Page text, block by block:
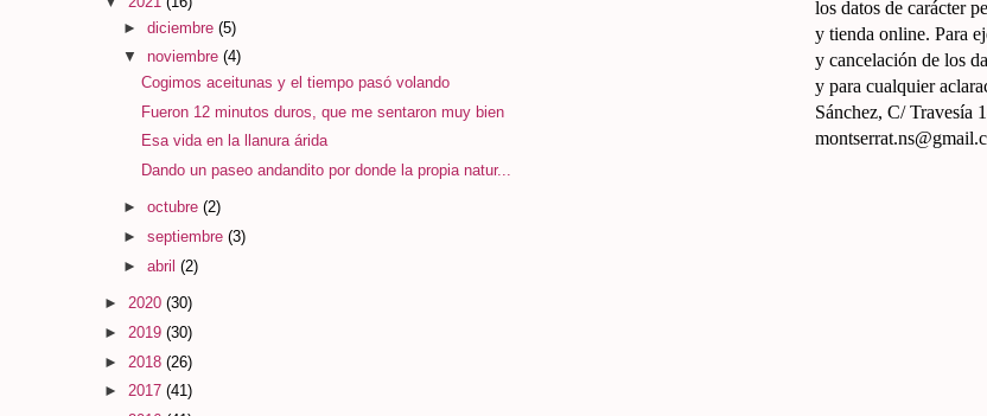
► diciembre (5)
▼ noviembre (4)
Cogimos aceitunas y el tiempo pasó volando
Fueron 12 minutos duros, que me sentaron muy bien
Esa vida en la llanura árida
Dando un paseo andandito por donde la propia natur...
► octubre (2)
► septiembre (3)
► abril (2)
► 2020 (30)
► 2019 (30)
► 2018 (26)
► 2017 (41)
los datos de carácter
y tienda online. Para
y cancelación de los
y para cualquier
Sánchez, C/